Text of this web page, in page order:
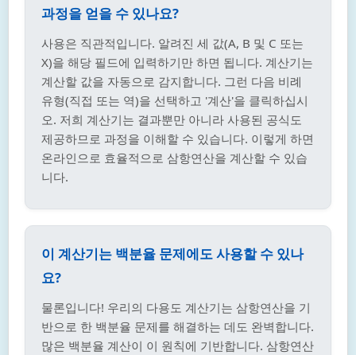
과정을 얻을 수 있나요?
사용은 직관적입니다. 알려진 세 값(A, B 및 C 또는
X)을 해당 필드에 입력하기만 하면 됩니다. 계산기는
계산할 값을 자동으로 감지합니다. 그런 다음 비례
유형(직접 또는 역)을 선택하고 '계산'을 클릭하십시
오. 저희 계산기는 결과뿐만 아니라 사용된 공식도
제공하므로 과정을 이해할 수 있습니다. 이렇게 하면
온라인으로 효율적으로 삼항연산을 계산할 수 있습
니다.
이 계산기는 백분율 문제에도 사용할 수 있나
요?
물론입니다! 우리의 다용도 계산기는 삼항연산을 기
반으로 한 백분율 문제를 해결하는 데도 완벽합니다.
많은 백분율 계산이 이 원칙에 기반합니다. 삼항연산